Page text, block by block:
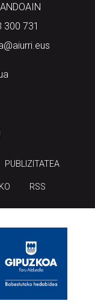
300 731
PUBLIZITATEA
RSS